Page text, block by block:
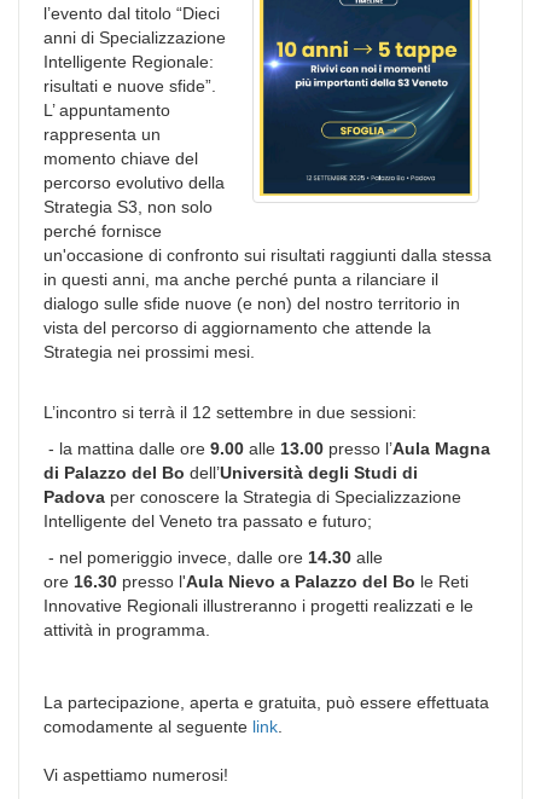
l’evento dal titolo “Dieci
anni di Specializzazione
Intelligente Regionale:
risultati e nuove sfide”.
L’ appuntamento
rappresenta un
momento chiave del
percorso evolutivo della
Strategia S3, non solo
perché fornisce
un'occasione di confronto sui risultati raggiunti dalla stessa
in questi anni, ma anche perché punta a rilanciare il
dialogo sulle sfide nuove (e non) del nostro territorio in
vista del percorso di aggiornamento che attende la
Strategia nei prossimi mesi.
L’incontro si terrà il 12 settembre in due sessioni:
- la mattina dalle ore 9.00 alle 13.00 presso l’Aula Magna
di Palazzo del Bo dell’Università degli Studi di
Padova per conoscere la Strategia di Specializzazione
Intelligente del Veneto tra passato e futuro;
- nel pomeriggio invece, dalle ore 14.30 alle
ore 16.30 presso l'Aula Nievo a Palazzo del Bo le Reti
Innovative Regionali illustreranno i progetti realizzati e le
attività in programma.
La partecipazione, aperta e gratuita, può essere effettuata
comodamente al seguente link
Vi aspettiamo numerosi!